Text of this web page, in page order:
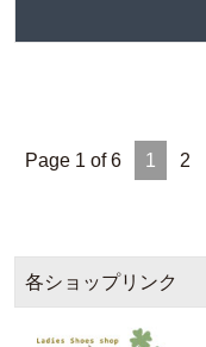
Page 1 of 6 1 2
各ショップリンク